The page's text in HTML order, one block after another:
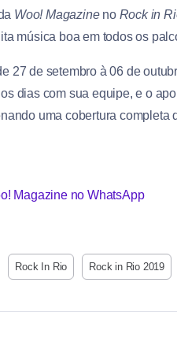
Woo! Magazineno Rock in
música boa em todos os
27 de setembro à 06 de
dias com sua equipe, e o
uma cobertura
Rock In Rio Rock in Rio 2019